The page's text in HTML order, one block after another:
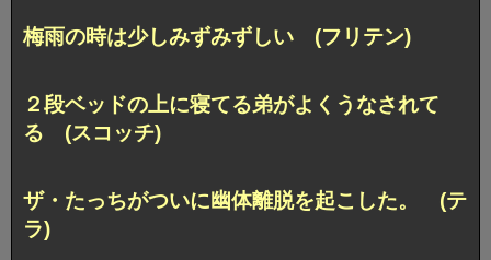
梅雨の時は少しみずみずしい (フリテン)
２段ベッドの上に寝てる弟がよくうなされて
る (スコッチ)
ザ・たっちがついに幽体離脱を起こした。 (テ
ラ)